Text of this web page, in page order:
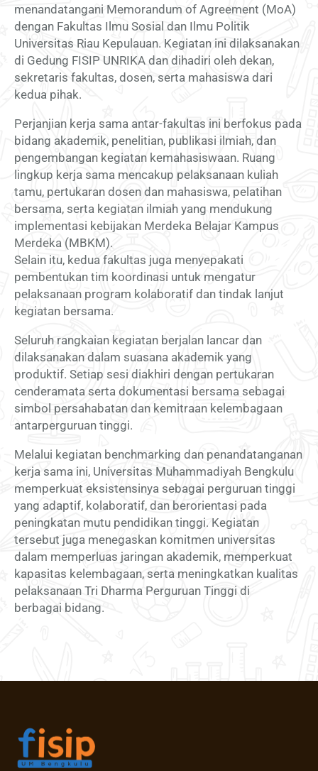
menandatangani Memorandum of Agreement (MoA)
dengan Fakultas Ilmu Sosial dan Ilmu Politik
Universitas Riau Kepulauan. Kegiatan ini dilaksanakan
di Gedung FISIP UNRIKA dan dihadiri oleh dekan,
sekretaris fakultas, dosen, serta mahasiswa dari
kedua pihak.
Perjanjian kerja sama antar-fakultas ini berfokus pada
bidang akademik, penelitian, publikasi ilmiah, dan
pengembangan kegiatan kemahasiswaan. Ruang
lingkup kerja sama mencakup pelaksanaan kuliah
tamu, pertukaran dosen dan mahasiswa, pelatihan
bersama, serta kegiatan ilmiah yang mendukung
implementasi kebijakan Merdeka Belajar Kampus
Merdeka (MBKM).
Selain itu, kedua fakultas juga menyepakati
pembentukan tim koordinasi untuk mengatur
pelaksanaan program kolaboratif dan tindak lanjut
kegiatan bersama.
Seluruh rangkaian kegiatan berjalan lancar dan
dilaksanakan dalam suasana akademik yang
produktif. Setiap sesi diakhiri dengan pertukaran
cenderamata serta dokumentasi bersama sebagai
simbol persahabatan dan kemitraan kelembagaan
antarperguruan tinggi.
Melalui kegiatan benchmarking dan penandatanganan
kerja sama ini, Universitas Muhammadiyah Bengkulu
memperkuat eksistensinya sebagai perguruan tinggi
yang adaptif, kolaboratif, dan berorientasi pada
peningkatan mutu pendidikan tinggi. Kegiatan
tersebut juga menegaskan komitmen universitas
dalam memperluas jaringan akademik, memperkuat
kapasitas kelembagaan, serta meningkatkan kualitas
pelaksanaan Tri Dharma Perguruan Tinggi di
berbagai bidang.